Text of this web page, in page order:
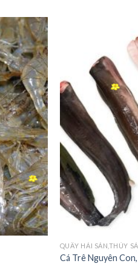
QUẦY HẢI SẢN,THỦY
Cá Trê Nguyên